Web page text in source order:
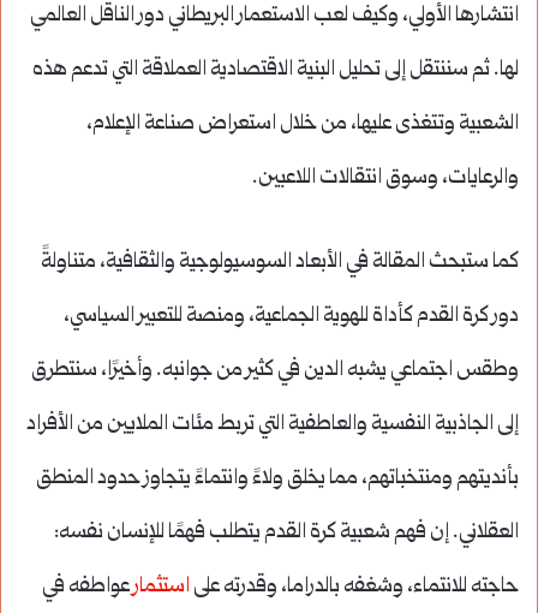
انتشارها الأولي، وكيف لعب الاستعمار البريطاني دور الناقل العالمي
لها. ثم سننتقل إلى تحليل البنية الاقتصادية العملاقة التي تدعم هذه
الشعبية وتتغذى عليها، من خلال استعراض صناعة الإعلام،
والرعايات، وسوق انتقالات اللاعبين.
كما ستبحث المقالة في الأبعاد السوسيولوجية والثقافية، متناولةً
دور كرة القدم كأداة للهوية الجماعية، ومنصة للتعبير السياسي،
وطقس اجتماعي يشبه الدين في كثير من جوانبه. وأخيرًا، سنتطرق
إلى الجاذبية النفسية والعاطفية التي تربط مئات الملايين من الأفراد
بأنديتهم ومنتخباتهم، مما يخلق ولاءً وانتماءً يتجاوز حدود المنطق
العقلاني. إن فهم شعبية كرة القدم يتطلب فهمًا للإنسان نفسه:
حاجته للانتماء، وشغفه بالدراما، وقدرته على استثمارعواطفه في